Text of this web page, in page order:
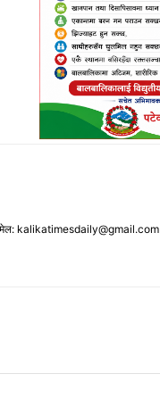
kalikatimesdaily@gmail.com